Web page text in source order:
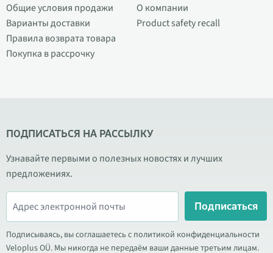
Общие условия продажи
Варианты доставки
Правила возврата товара
Покупка в рассрочку
О компании
Product safety recall
ПОДПИСАТЬСЯ НА РАССЫЛКУ
Узнавайте первыми о полезных новостях и лучших
предложениях.
Подписаться
Подписываясь, вы соглашаетесь с политикой конфиденциальности
Veloplus OÜ. Мы никогда не передаём ваши данные третьим лицам.